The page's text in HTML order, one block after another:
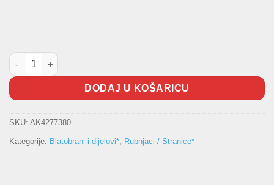
Zadnja stranica Polo 2001-2009 3vrata količina
DODAJ U KOŠARICU
SKU: AK4277380
Kategorije: Blatobrani i dijelovi*, Rubnjaci / Stranice*